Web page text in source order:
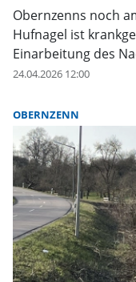
Obernzenns noch
Hufnagel ist
Einarbeitung des
24.04.2026 12:00
OBERNZENN